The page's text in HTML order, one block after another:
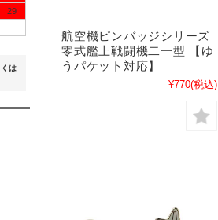
航空機ピンバッジシリーズ
零式艦上戦闘機二一型 【ゆ
うパケット対応】
¥770(税込)
29
は